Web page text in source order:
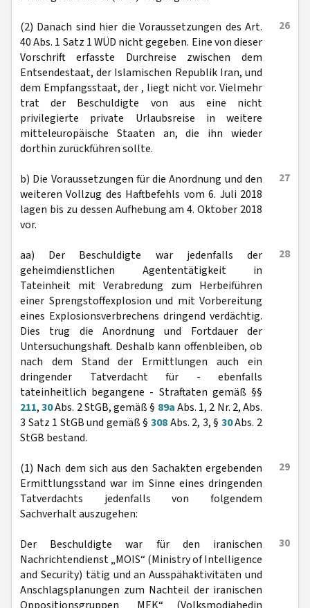
26
(2) Danach sind hier die Voraussetzungen des Art.
40 Abs. 1 Satz 1 WÜD nicht gegeben. Eine von dieser
Vorschrift erfasste Durchreise zwischen dem
Entsendestaat, der Islamischen Republik Iran, und
dem Empfangsstaat, der , liegt nicht vor. Vielmehr
trat der Beschuldigte von aus eine nicht
privilegierte private Urlaubsreise in weitere
mitteleuropäische Staaten an, die ihn wieder
dorthin zurückführen sollte.
27
b) Die Voraussetzungen für die Anordnung und den
weiteren Vollzug des Haftbefehls vom 6. Juli 2018
lagen bis zu dessen Aufhebung am 4. Oktober 2018
vor.
28
aa) Der Beschuldigte war jedenfalls der
geheimdienstlichen Agententätigkeit in
Tateinheit mit Verabredung zum Herbeiführen
einer Sprengstoffexplosion und mit Vorbereitung
eines Explosionsverbrechens dringend verdächtig.
Dies trug die Anordnung und Fortdauer der
Untersuchungshaft. Deshalb kann offenbleiben, ob
nach dem Stand der Ermittlungen auch ein
dringender Tatverdacht für - ebenfalls
tateinheitlich begangene - Straftaten gemäß §§
211,30Abs. 2 StGB, gemäß § 89aAbs. 1, 2 Nr. 2, Abs.
3 Satz 1 StGB und gemäß § 308Abs. 2, 3, § 30Abs. 2
StGB bestand.
29
(1) Nach dem sich aus den Sachakten ergebenden
Ermittlungsstand war im Sinne eines dringenden
Tatverdachts jedenfalls von folgendem
Sachverhalt auszugehen:
30
Der Beschuldigte war für den iranischen
Nachrichtendienst „MOIS“ (Ministry of Intelligence
and Security) tätig und an Ausspähaktivitäten und
Anschlagsplanungen zum Nachteil der iranischen